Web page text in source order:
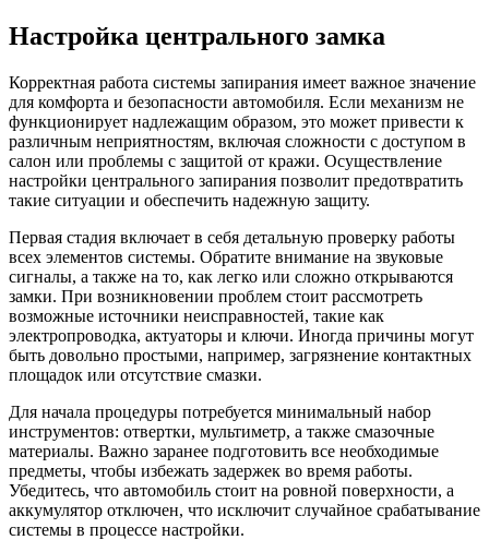
Настройка центрального замка
Корректная работа системы запирания имеет важное значение
для комфорта и безопасности автомобиля. Если механизм не
функционирует надлежащим образом, это может привести к
различным неприятностям, включая сложности с доступом в
салон или проблемы с защитой от кражи. Осуществление
настройки центрального запирания позволит предотвратить
такие ситуации и обеспечить надежную защиту.
Первая стадия включает в себя детальную проверку работы
всех элементов системы. Обратите внимание на звуковые
сигналы, а также на то, как легко или сложно открываются
замки. При возникновении проблем стоит рассмотреть
возможные источники неисправностей, такие как
электропроводка, актуаторы и ключи. Иногда причины могут
быть довольно простыми, например, загрязнение контактных
площадок или отсутствие смазки.
Для начала процедуры потребуется минимальный набор
инструментов: отвертки, мультиметр, а также смазочные
материалы. Важно заранее подготовить все необходимые
предметы, чтобы избежать задержек во время работы.
Убедитесь, что автомобиль стоит на ровной поверхности, а
аккумулятор отключен, что исключит случайное срабатывание
системы в процессе настройки.